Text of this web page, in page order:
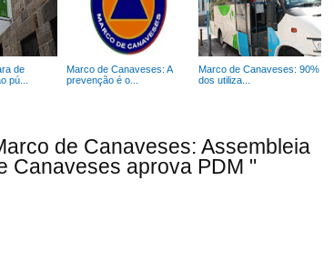
de
pú...
Marco de Canaveses: A
prevenção é o...
Marco de Canaveses: 90%
dos utiliza...
de Canaveses: Assembleia
Canaveses aprova PDM "